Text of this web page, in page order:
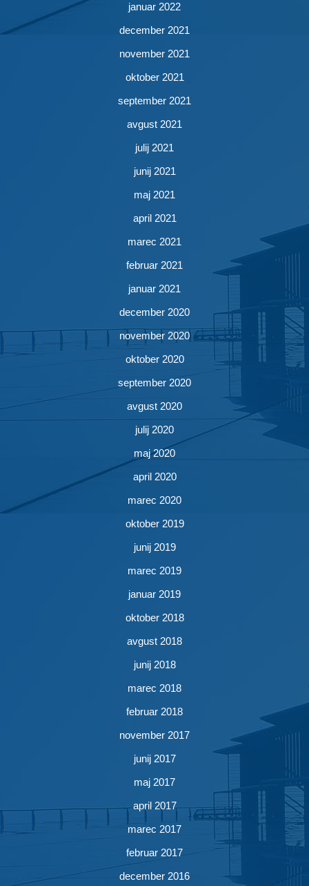
januar 2022
december 2021
november 2021
oktober 2021
september 2021
avgust 2021
julij 2021
junij 2021
maj 2021
april 2021
marec 2021
februar 2021
januar 2021
december 2020
november 2020
oktober 2020
september 2020
avgust 2020
julij 2020
maj 2020
april 2020
marec 2020
oktober 2019
junij 2019
marec 2019
januar 2019
oktober 2018
avgust 2018
junij 2018
marec 2018
februar 2018
november 2017
junij 2017
maj 2017
april 2017
marec 2017
februar 2017
december 2016